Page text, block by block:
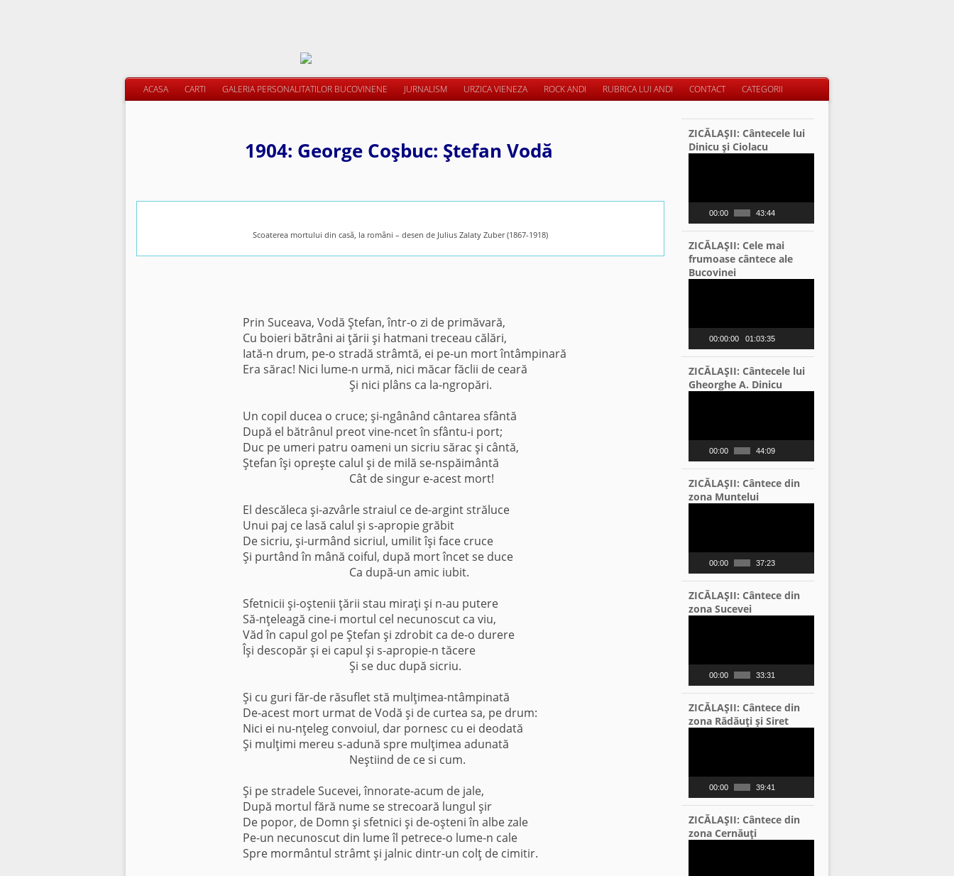
ACASA CARTI GALERIA PERSONALITATILOR BUCOVINENE JURNALISM URZICA VIENEZA ROCK ANDI RUBRICA LUI ANDI CONTACT CATEGORII
1904: George Coşbuc: Ştefan Vodă
Scoaterea mortului din casă, la români – desen de Julius Zalaty Zuber (1867-1918)
Prin Suceava, Vodă Ştefan, într-o zi de primăvară,
Cu boieri bătrâni ai ţării şi hatmani treceau călări,
Iată-n drum, pe-o stradă strâmtă, ei pe-un mort întâmpinară
Era sărac! Nici lume-n urmă, nici măcar făclii de ceară
Şi nici plâns ca la-ngropări.
Un copil ducea o cruce; şi-ngânând cântarea sfântă
După el bătrânul preot vine-ncet în sfântu-i port;
Duc pe umeri patru oameni un sicriu sărac şi cântă,
Ştefan îşi opreşte calul şi de milă se-nspăimântă
Cât de singur e-acest mort!
El descăleca şi-azvârle straiul ce de-argint străluce
Unui paj ce lasă calul şi s-apropie grăbit
De sicriu, şi-urmând sicriul, umilit îşi face cruce
Şi purtând în mână coiful, după mort încet se duce
Ca după-un amic iubit.
Sfetnicii şi-oştenii ţării stau miraţi şi n-au putere
Să-nţeleagă cine-i mortul cel necunoscut ca viu,
Văd în capul gol pe Ştefan şi zdrobit ca de-o durere
Îşi descopăr şi ei capul şi s-apropie-n tăcere
Şi se duc după sicriu.
Şi cu guri făr-de răsuflet stă mulţimea-ntâmpinată
De-acest mort urmat de Vodă şi de curtea sa, pe drum:
Nici ei nu-nţeleg convoiul, dar pornesc cu ei deodată
Şi mulţimi mereu s-adună spre mulţimea adunată
Neştiind de ce si cum.
Şi pe stradele Sucevei, înnorate-acum de jale,
După mortul fără nume se strecoară lungul şir
De popor, de Domn şi sfetnici şi de-oşteni în albe zale
Pe-un necunoscut din lume îl petrece-o lume-n cale
Spre mormântul strâmt şi jalnic dintr-un colţ de cimitir.
ZICĂLAŞII: Cântecele lui
Dinicu şi Ciolacu
00:00 43:44
ZICĂLAŞII: Cele mai
frumoase cântece ale
Bucovinei
00:00:00 01:03:35
ZICĂLAŞII: Cântecele lui
Gheorghe A. Dinicu
00:00 44:09
ZICĂLAŞII: Cântece din
zona Muntelui
00:00 37:23
ZICĂLAŞII: Cântece din
zona Sucevei
00:00 33:31
ZICĂLAŞII: Cântece din
zona Rădăuţi şi Siret
00:00 39:41
ZICĂLAŞII: Cântece din
zona Cernăuţi